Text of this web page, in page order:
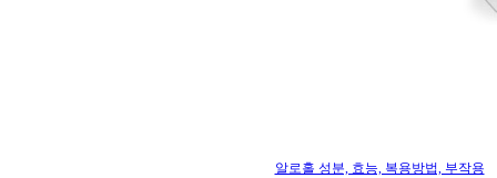
알로홀 성분, 효능, 복용방법, 부작용